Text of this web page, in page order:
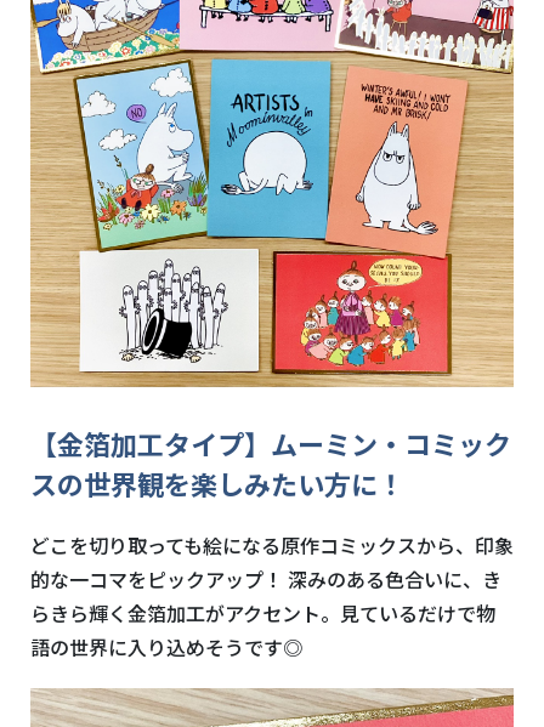
【金箔加工タイプ】ムーミン・コミック
スの世界観を楽しみたい方に！
どこを切り取っても絵になる原作コミックスから、印象
的な一コマをピックアップ！ 深みのある色合いに、き
らきら輝く金箔加工がアクセント。見ているだけで物
語の世界に入り込めそうです◎